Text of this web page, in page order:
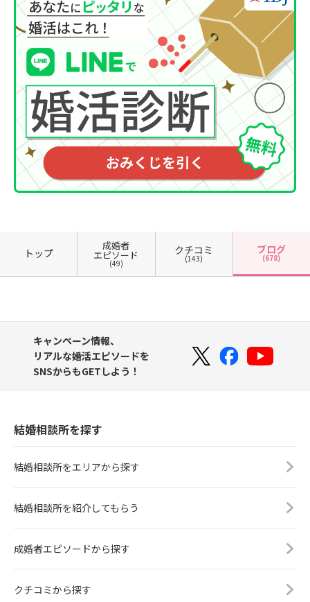
トップ
成婚者
エピソード
(49)
クチコミ
(143)
ブログ
(678)
キャンペーン情報、
リアルな婚活エピソードを
SNSからもGETしよう！
結婚相談所を探す
結婚相談所をエリアから探す
結婚相談所を紹介してもらう
成婚者エピソードから探す
クチコミから探す